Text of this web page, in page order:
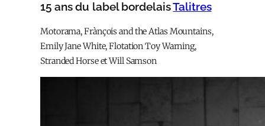
15 ans du label bordelaisTalitres
Motorama, Frànçois and the Atlas Mountains,
Emily Jane White, Flotation Toy Warning,
Stranded Horse et Will Samson